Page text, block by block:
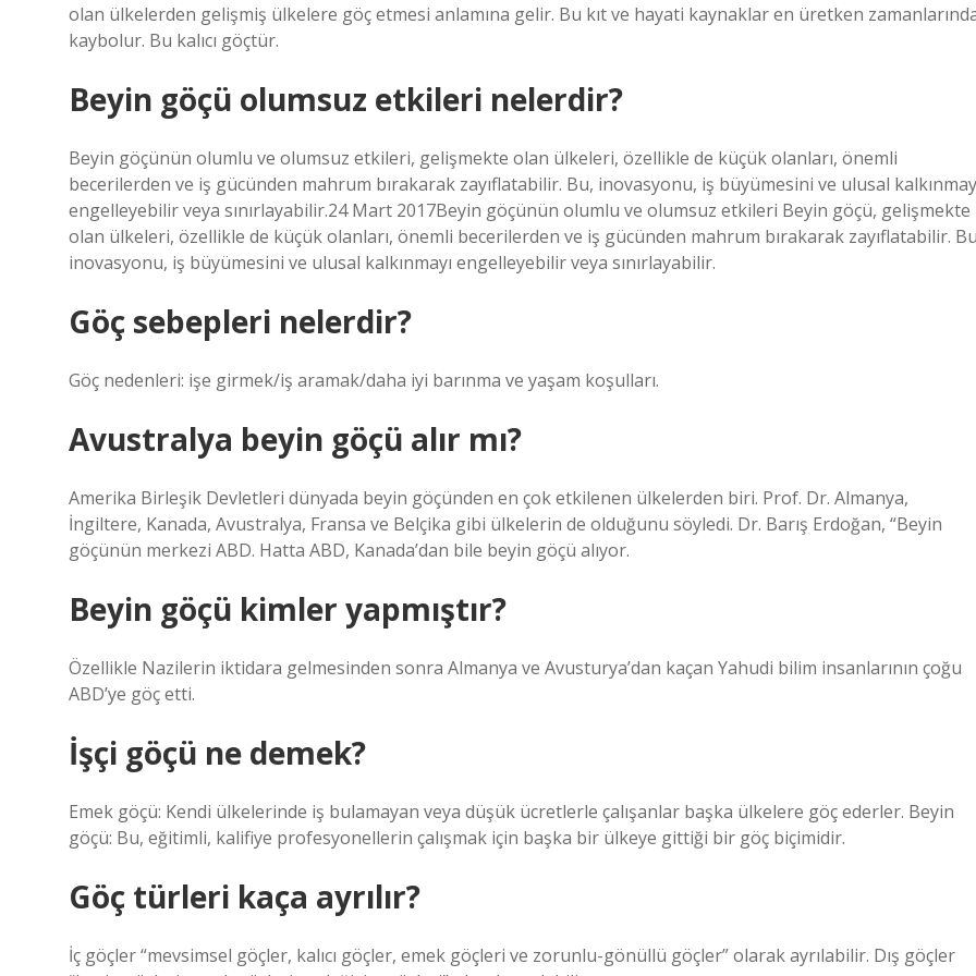
olan ülkelerden gelişmiş ülkelere göç etmesi anlamına gelir. Bu kıt ve hayati kaynaklar en üretken
kaybolur. Bu kalıcı göçtür.
Beyin göçü olumsuz etkileri nelerdir?
Beyin göçünün olumlu ve olumsuz etkileri, gelişmekte olan ülkeleri, özellikle de küçük olanları, önemli
becerilerden ve iş gücünden mahrum bırakarak zayıflatabilir. Bu, inovasyonu, iş büyümesini ve ulusal
engelleyebilir veya sınırlayabilir.24 Mart 2017Beyin göçünün olumlu ve olumsuz etkileri Beyin göçü, gelişmekte
olan ülkeleri, özellikle de küçük olanları, önemli becerilerden ve iş gücünden mahrum bırakarak zayıflatabilir.
inovasyonu, iş büyümesini ve ulusal kalkınmayı engelleyebilir veya sınırlayabilir.
Göç sebepleri nelerdir?
Göç nedenleri: işe girmek/iş aramak/daha iyi barınma ve yaşam koşulları.
Avustralya beyin göçü alır mı?
Amerika Birleşik Devletleri dünyada beyin göçünden en çok etkilenen ülkelerden biri. Prof. Dr. Almanya,
İngiltere, Kanada, Avustralya, Fransa ve Belçika gibi ülkelerin de olduğunu söyledi. Dr. Barış Erdoğan, “Beyin
göçünün merkezi ABD. Hatta ABD, Kanada’dan bile beyin göçü alıyor.
Beyin göçü kimler yapmıştır?
Özellikle Nazilerin iktidara gelmesinden sonra Almanya ve Avusturya’dan kaçan Yahudi bilim insanlarının çoğu
ABD’ye göç etti.
İşçi göçü ne demek?
Emek göçü: Kendi ülkelerinde iş bulamayan veya düşük ücretlerle çalışanlar başka ülkelere göç ederler. Beyin
göçü: Bu, eğitimli, kalifiye profesyonellerin çalışmak için başka bir ülkeye gittiği bir göç biçimidir.
Göç türleri kaça ayrılır?
İç göçler “mevsimsel göçler, kalıcı göçler, emek göçleri ve zorunlu-gönüllü göçler” olarak ayrılabilir. Dış göçler